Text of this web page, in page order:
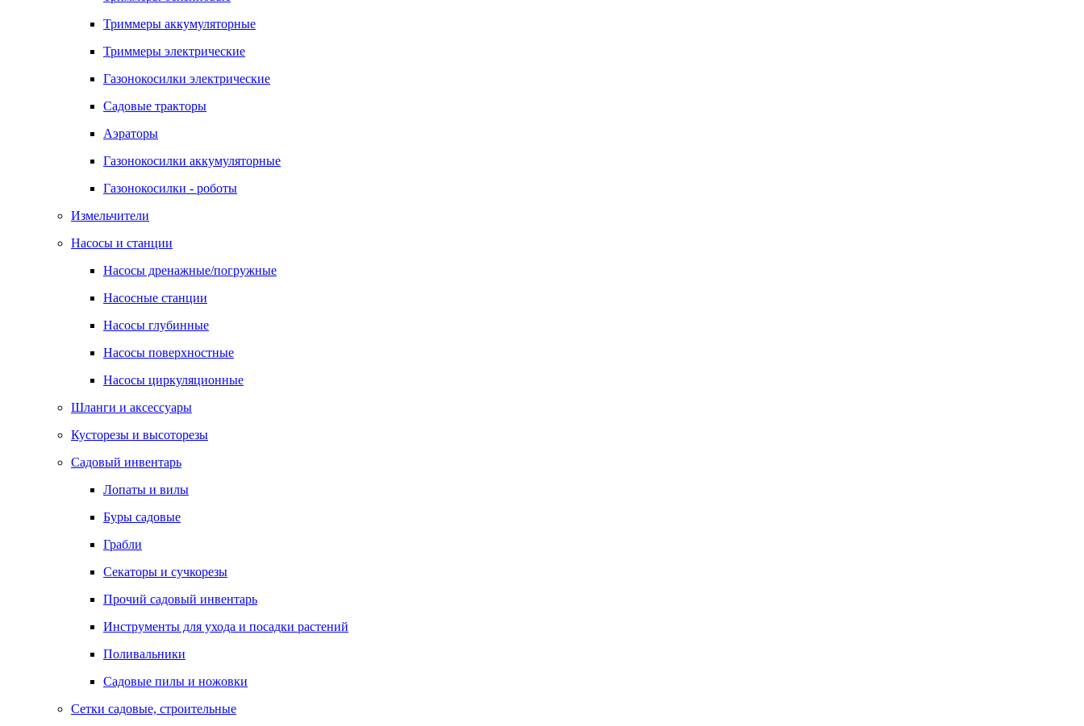
Триммеры аккумуляторные
Триммеры электрические
Газонокосилки электрические
Садовые тракторы
Аэраторы
Газонокосилки аккумуляторные
Газонокосилки - роботы
Измельчители
Насосы и станции
Насосы дренажные/погружные
Насосные станции
Насосы глубинные
Насосы поверхностные
Насосы циркуляционные
Шланги и аксессуары
Кусторезы и высоторезы
Садовый инвентарь
Лопаты и вилы
Буры садовые
Грабли
Секаторы и сучкорезы
Прочий садовый инвентарь
Инструменты для ухода и посадки растений
Поливальники
Садовые пилы и ножовки
Сетки садовые, строительные